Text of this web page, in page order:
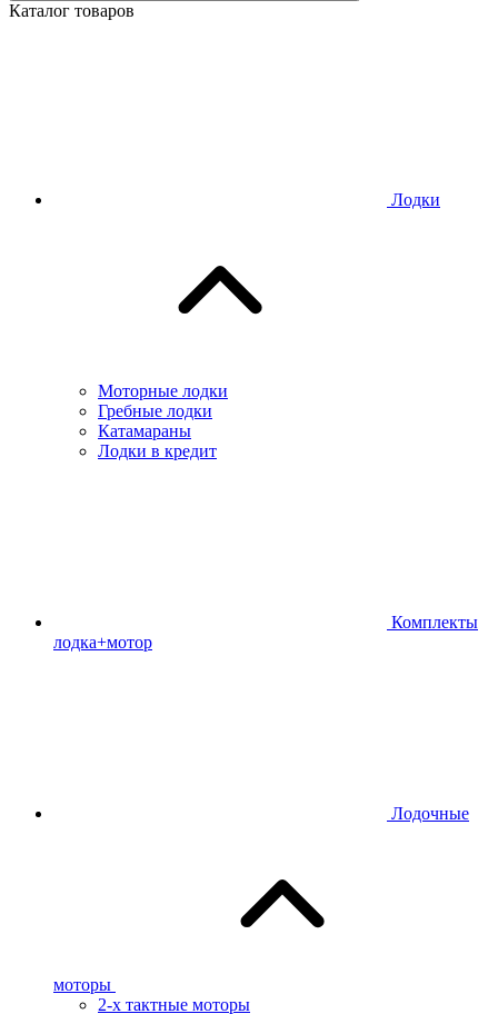
Каталог товаров
Лодки
Моторные лодки
Гребные лодки
Катамараны
Лодки в кредит
Комплекты
лодка+мотор
Лодочные
моторы
2-х тактные моторы